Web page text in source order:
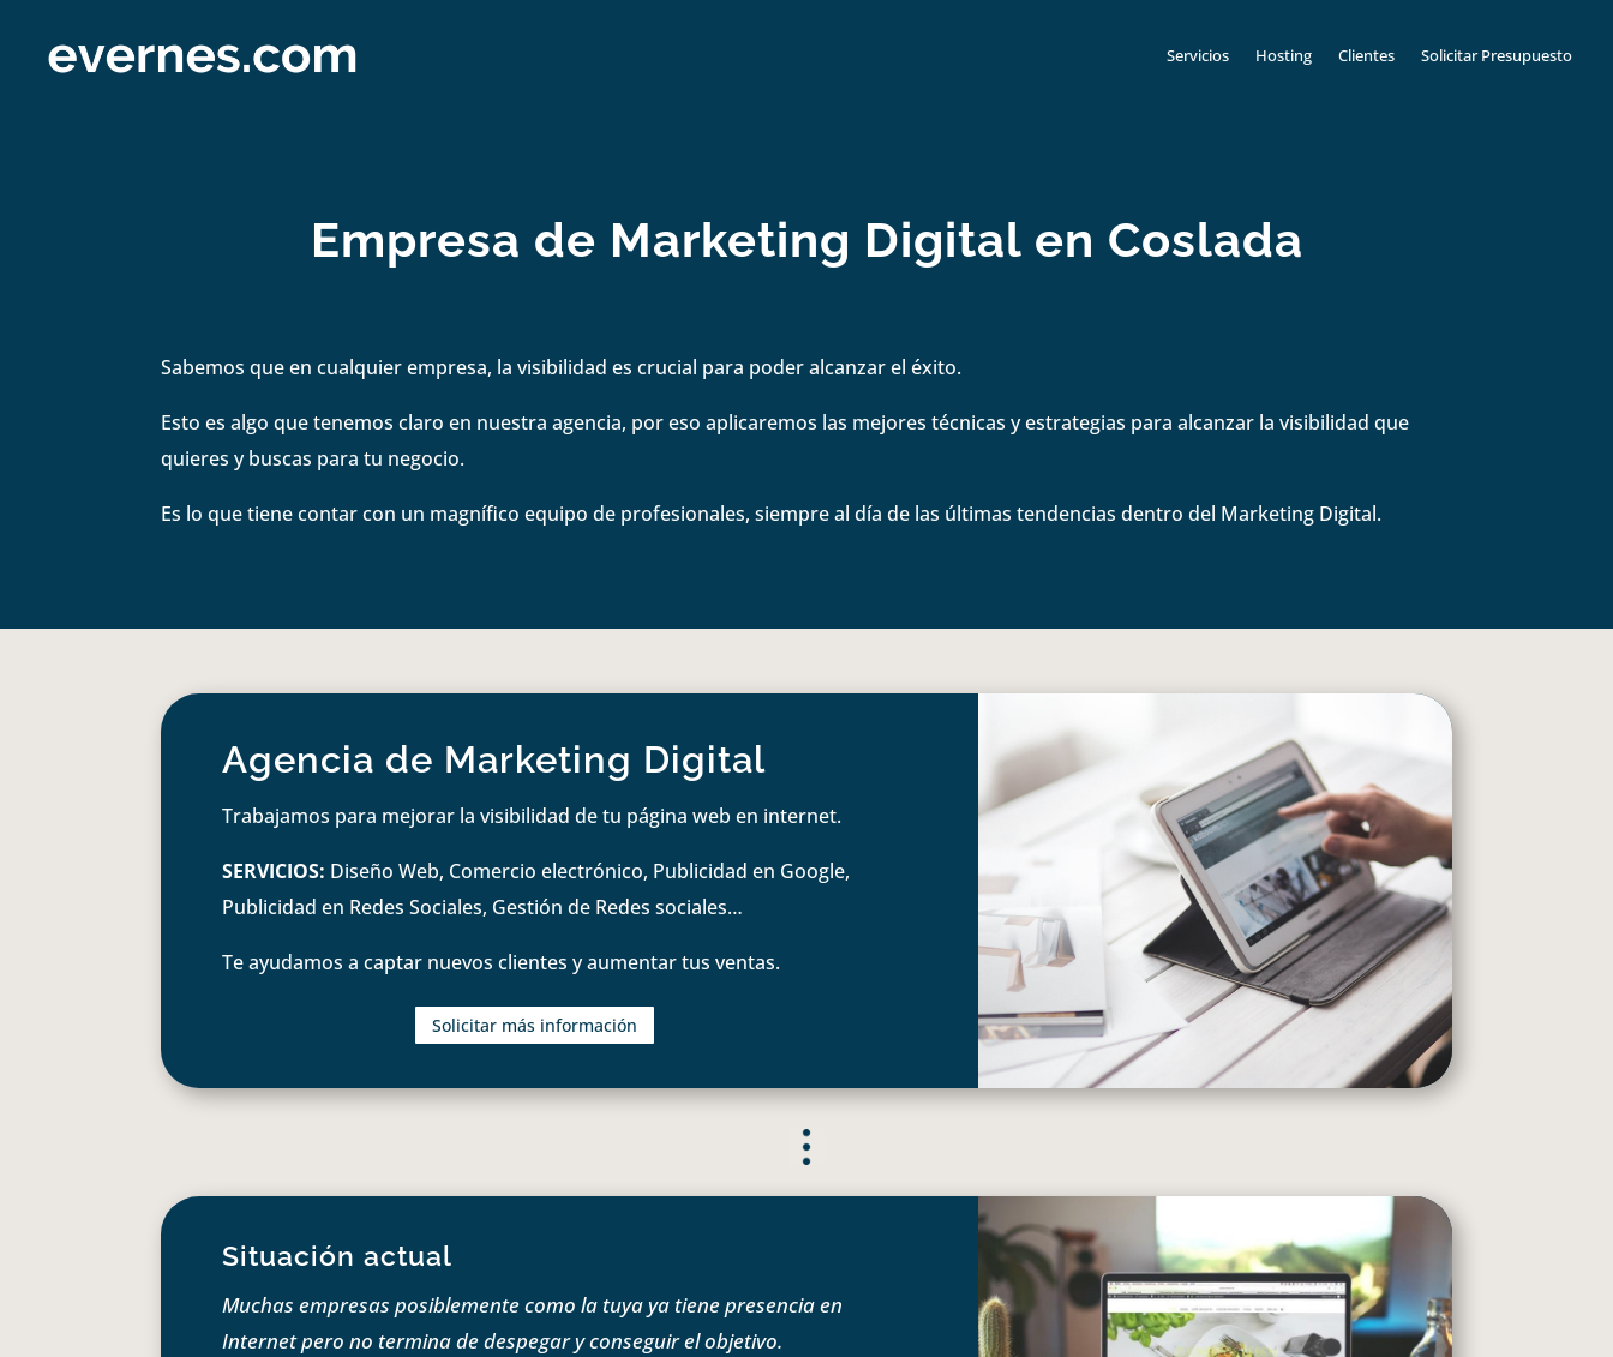
Servicios Hosting Clientes Solicitar Presupuesto
Empresa de Marketing Digital en Coslada
Sabemos que en cualquier empresa, la visibilidad es crucial para poder alcanzar el éxito.
Esto es algo que tenemos claro en nuestra agencia, por eso aplicaremos las mejores técnicas y estrategias para alcanzar la visibilidad que
quieres y buscas para tu negocio.
Es lo que tiene contar con un magnífico equipo de profesionales, siempre al día de las últimas tendencias dentro del Marketing Digital.
Agencia de Marketing Digital
Trabajamos para mejorar la visibilidad de tu página web en internet.
SERVICIOS: Diseño Web, Comercio electrónico, Publicidad en Google,
Publicidad en Redes Sociales, Gestión de Redes sociales…
Te ayudamos a captar nuevos clientes y aumentar tus ventas.
Solicitar más información
Situación actual
Muchas empresas posiblemente como la tuya ya tiene presencia en
Internet pero no termina de despegar y conseguir el objetivo.